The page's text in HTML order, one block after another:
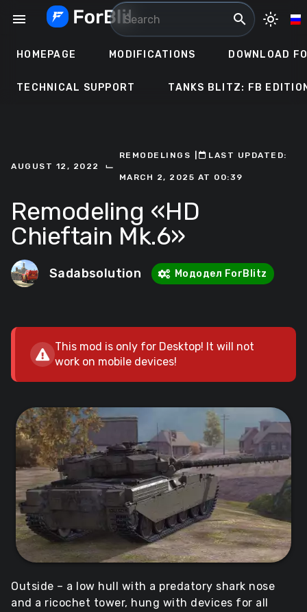
menu search light_mode
HOMEPAGE MODIFICATIONS DOWNLOAD
TECHNICAL SUPPORT TANKS BLITZ: FB
AUGUST 12, 2022 ⌙
REMODELINGS ㅤLAST UPDATED:
MARCH 2, 2025 AT 00:39
Remodeling «HD
Chieftain Mk.6»
Sadabsolution Мододел ForBlitz
This mod is only for Desktop! It will not
work on mobile devices!
Outside – a low hull with a predatory shark nose
and a ricochet tower, hung with devices for all